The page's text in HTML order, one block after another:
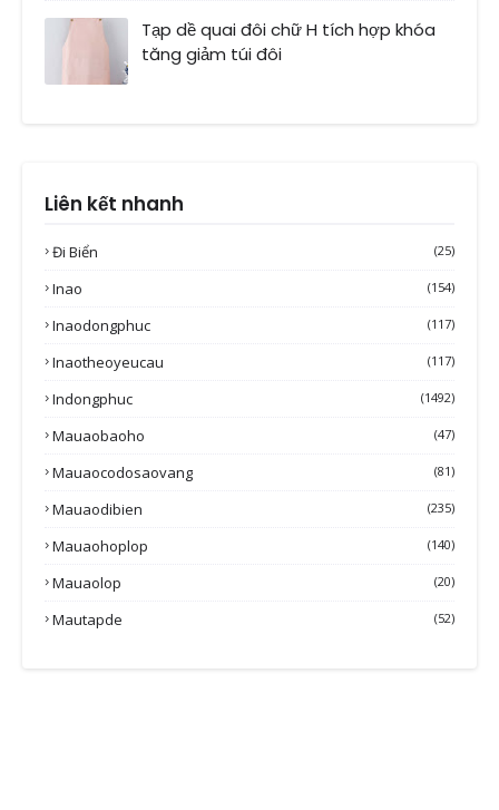
Tạp dề quai đôi chữ H tích hợp khóa
tăng giảm túi đôi
Liên kết nhanh
Đi Biển (25)
Inao (154)
Inaodongphuc (117)
Inaotheoyeucau (117)
Indongphuc (1492)
Mauaobaoho (47)
Mauaocodosaovang (81)
Mauaodibien (235)
Mauaohoplop (140)
Mauaolop (20)
Mautapde (52)